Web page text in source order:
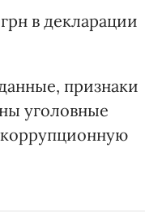
в декларации
признаки
уголовные